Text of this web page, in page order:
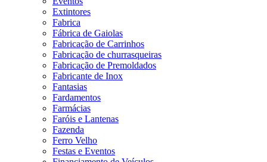
Extintores
Fabrica
Fábrica de Gaiolas
Fabricação de Carrinhos
Fabricação de churrasqueiras
Fabricação de Premoldados
Fabricante de Inox
Fantasias
Fardamentos
Farmácias
Faróis e Lantenas
Fazenda
Ferro Velho
Festas e Eventos